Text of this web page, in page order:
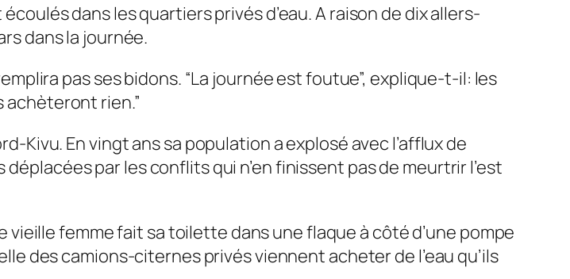
dans les quartiers privés d’eau. A raison de dix allers-
dans la journée.
pas ses bidons. “La journée est foutue”, explique-t-il: les
achèteront rien.”
Kivu. En vingt ans sa population a explosé avec l’afflux de
par les conflits qui n’en finissent pas de meurtrir l’est
femme fait sa toilette dans une flaque à côté d’une pompe
des camions-citernes privés viennent acheter de l’eau qu’ils